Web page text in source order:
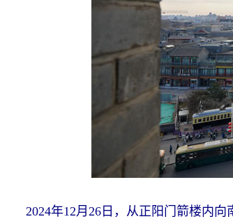
2024年12月26日，从正阳门箭楼内